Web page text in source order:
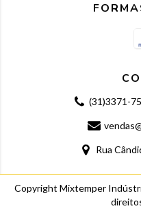
(31)3371-
Rua
Copyright Mixtemper